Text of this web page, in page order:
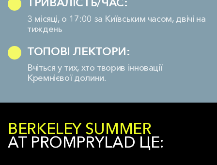
3 місяці, о 17:00 за Київським часом, двічі на
тиждень
ТОПОВІ ЛЕКТОРИ:
Вчіться у тих, хто творив інновації
Кремнієвої долини.
BERKELEY SUMMER
AT PROMPRYLAD ЦЕ: